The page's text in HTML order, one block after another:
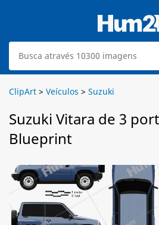
ClipArt > Veículos > Suzuki
Suzuki Vitara de 3
Blueprint